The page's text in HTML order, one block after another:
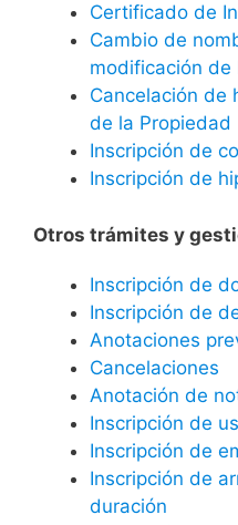
Certificado de
Cambio de
modificación de
Cancelación de
de la Propiedad
Inscripción de
Inscripción de
Otros trámites y
Inscripción de
Inscripción de
Anotaciones
Cancelaciones
Anotación de
Inscripción de
Inscripción de
Inscripción de
duración